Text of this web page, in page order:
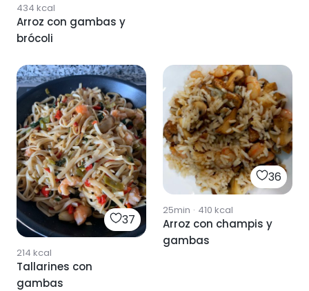
434 kcal
Arroz con gambas y
brócoli
37
214 kcal
Tallarines con
gambas
36
25min · 410 kcal
Arroz con champis y
gambas